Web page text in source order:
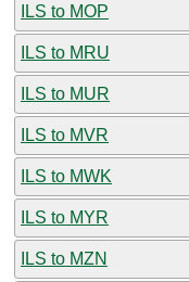
ILS to MOP
ILS to MRU
ILS to MUR
ILS to MVR
ILS to MWK
ILS to MYR
ILS to MZN